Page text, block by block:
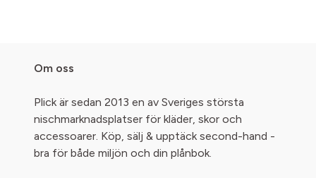
Om oss
Plick är sedan 2013 en av Sveriges största
nischmarknadsplatser för kläder, skor och
accessoarer. Köp, sälj & upptäck second-hand -
bra för både miljön och din plånbok.